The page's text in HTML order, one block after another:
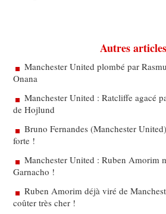
Autres articles
Manchester United plombé par
Onana
Manchester United : Ratcliffe agacé
de Hojlund
Bruno Fernandes (Manchester
forte !
Manchester United : Ruben Amorim
Garnacho !
Ruben Amorim déjà viré de
coûter très cher !